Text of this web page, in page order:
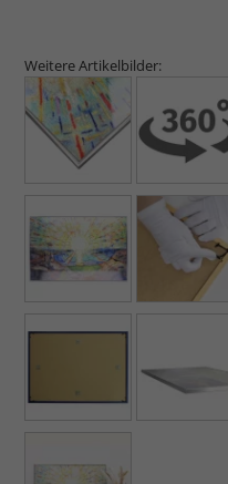
Weitere Artikelbilder: